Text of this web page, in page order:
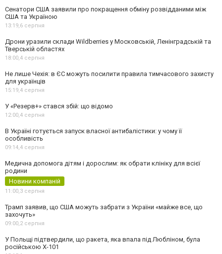
Сенатори США заявили про покращення обміну розвідданими між
США та Україною
13:19,6 серпня
Дрони уразили склади Wildberries у Московській, Ленінградській та
Тверській областях
18:00,4 серпня
Не лише Чехія: в ЄС можуть посилити правила тимчасового захисту
для українців
15:19,4 серпня
У «Резерв+» стався збій: що відомо
12:00,4 серпня
В Україні готується запуск власної антибалістики: у чому її
особливість
09:14,4 серпня
Медична допомога дітям і дорослим: як обрати клініку для всієї
родини
Новини компаній
11:00,3 серпня
Трамп заявив, що США можуть забрати з України «майже все, що
захочуть»
09:00,2 серпня
У Польщі підтвердили, що ракета, яка впала під Любліном, була
російською Х-101